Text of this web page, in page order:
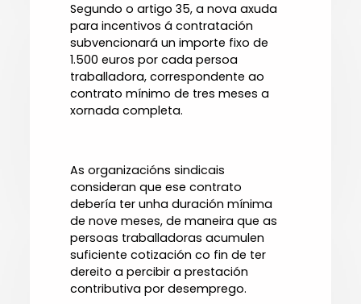
Segundo o artigo 35, a nova axuda
para incentivos á contratación
subvencionará un importe fixo de
1.500 euros por cada persoa
traballadora, correspondente ao
contrato mínimo de tres meses a
xornada completa.
As organizacións sindicais
consideran que ese contrato
debería ter unha duración mínima
de nove meses, de maneira que as
persoas traballadoras acumulen
suficiente cotización co fin de ter
dereito a percibir a prestación
contributiva por desemprego.